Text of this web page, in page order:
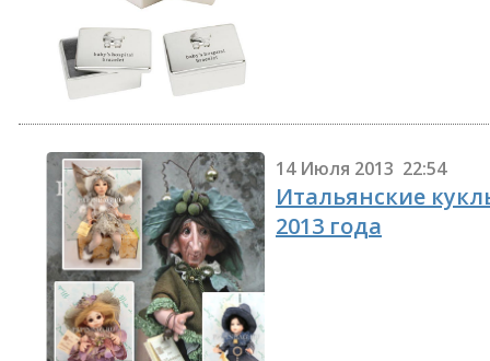
14 Июля 2013 22:54
Итальянские
2013 года